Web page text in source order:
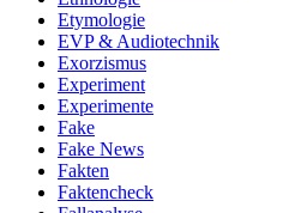
Etymologie
EVP & Audiotechnik
Exorzismus
Experiment
Experimente
Fake
Fake News
Fakten
Faktencheck